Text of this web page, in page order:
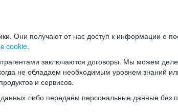
Они получают от нас доступ к информации о
cookie.
заключаются договоры. Мы можем
не обладаем необходимым уровнем знаний
и сервисов.
либо передаём персональные данные без